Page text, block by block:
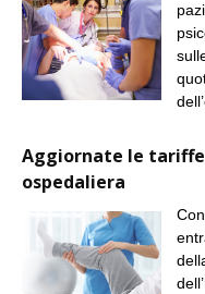
Aggiornate le
ospedaliera